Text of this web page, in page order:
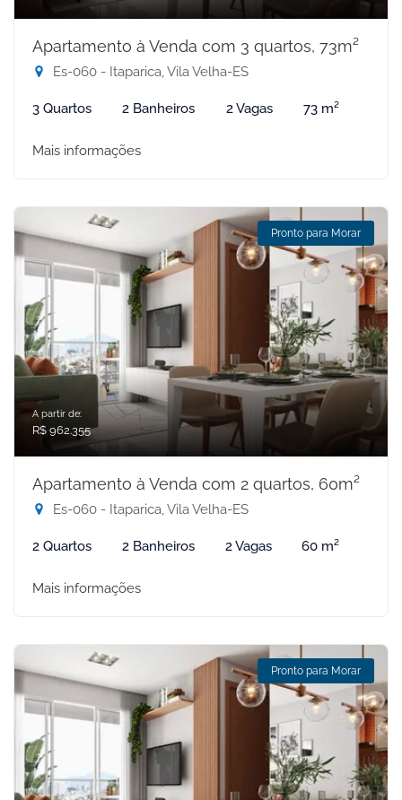
Apartamento à Venda com 3 quartos, 73m²
Es-060 - Itaparica, Vila Velha-ES
3 Quartos 2 Banheiros 2 Vagas 73 m²
Mais informações
Pronto para Morar
A partir de:
R$ 962.355
Apartamento à Venda com 2 quartos, 60m²
Es-060 - Itaparica, Vila Velha-ES
2 Quartos 2 Banheiros 2 Vagas 60 m²
Mais informações
Pronto para Morar